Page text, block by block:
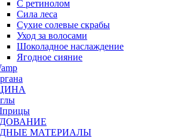
С ретинолом
Сила леса
Сухие солевые скрабы
Уход за волосами
Шоколадное наслаждение
Ягодное сияние
МАТЕРИАЛЫ